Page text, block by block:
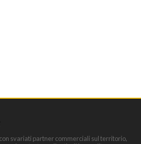
svariati partner commerciali sul territorio,